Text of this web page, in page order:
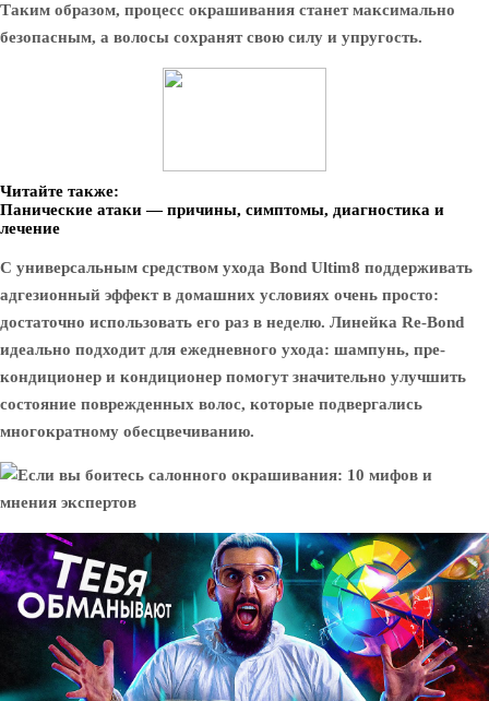
Таким образом, процесс окрашивания станет максимально
безопасным, а волосы сохранят свою силу и упругость.
Читайте также:
Панические атаки — причины, симптомы, диагностика и
лечение
С универсальным средством ухода Bond Ultim8 поддерживать
адгезионный эффект в домашних условиях очень просто:
достаточно использовать его раз в неделю. Линейка Re-Bond
идеально подходит для ежедневного ухода: шампунь, пре-
кондиционер и кондиционер помогут значительно улучшить
состояние поврежденных волос, которые подвергались
многократному обесцвечиванию.